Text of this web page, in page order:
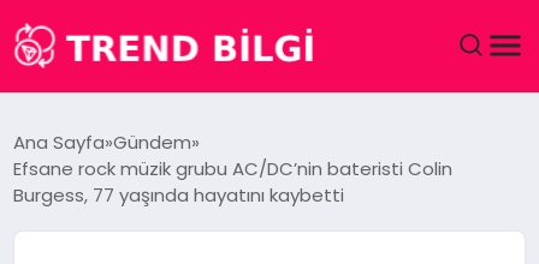
Ana Sayfa Gündem
Efsane rock müzik grubu AC/DC’nin bateristi Colin
Burgess, 77 yaşında hayatını kaybetti